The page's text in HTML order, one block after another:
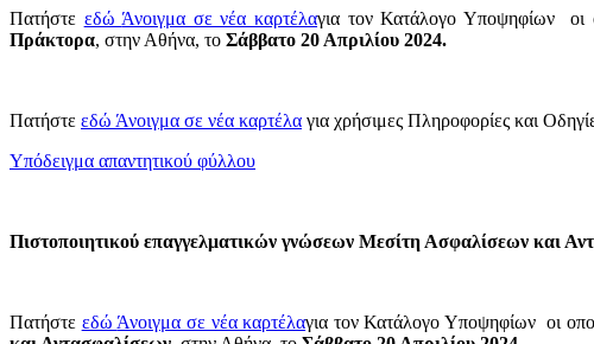
Πατήστε εδώ Άνοιγμα σε νέα καρτέλαγια τον Κατάλογο Υποψηφίων οι
Πράκτορα, στην Αθήνα, το Σάββατο 20 Απριλίου 2024.
Πατήστε εδώ Άνοιγμα σε νέα καρτέλα για χρήσιμες Πληροφορίες και
Υπόδειγμα απαντητικού φύλλου
Πιστοποιητικού επαγγελματικών γνώσεων Μεσίτη Ασφαλίσεων και
Πατήστε εδώ Άνοιγμα σε νέα καρτέλαγια τον Κατάλογο Υποψηφίων οι